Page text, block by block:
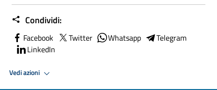
Condividi:
Facebook Twitter Whatsapp
Telegram
LinkedIn
Vedi azioni